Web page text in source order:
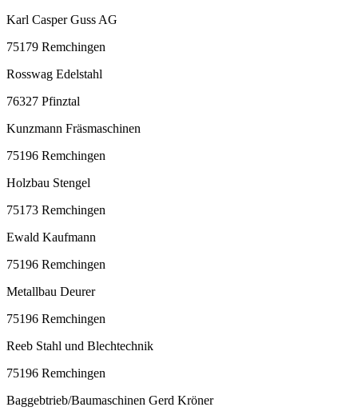
Karl Casper Guss AG
75179 Remchingen
Rosswag Edelstahl
76327 Pfinztal
Kunzmann Fräsmaschinen
75196 Remchingen
Holzbau Stengel
75173 Remchingen
Ewald Kaufmann
75196 Remchingen
Metallbau Deurer
75196 Remchingen
Reeb Stahl und Blechtechnik
75196 Remchingen
Baggebtrieb/Baumaschinen Gerd Kröner